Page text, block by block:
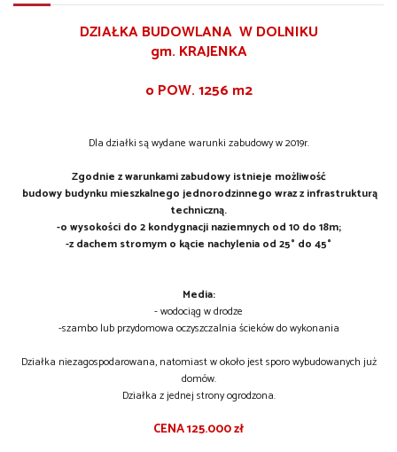
DZIAŁKA BUDOWLANA W DOLNIKU
gm. KRAJENKA
o POW. 1256 m2
Dla działki są wydane warunki zabudowy w 2019r.
Zgodnie z warunkami zabudowy istnieje możliwość
budowy budynku mieszkalnego jednorodzinnego wraz z infrastrukturą
techniczną.
-o wysokości do 2 kondygnacji naziemnych od 10 do 18m;
-z dachem stromym o kącie nachylenia od 25° do 45°
Media:
- wodociąg w drodze
-szambo lub przydomowa oczyszczalnia ścieków do wykonania
Działka niezagospodarowana, natomiast w około jest sporo wybudowanych już
domów.
Działka z jednej strony ogrodzona.
CENA 125.000 zł